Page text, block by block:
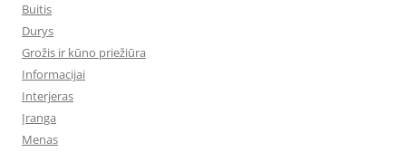
Buitis
Durys
Grožis ir kūno priežiūra
Informacijai
Interjeras
Įranga
Menas